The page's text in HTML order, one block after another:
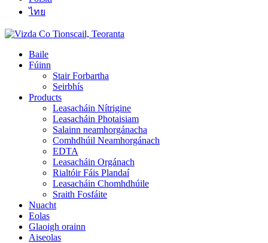
ไทย
Baile
Fúinn
Stair Forbartha
Seirbhís
Products
Leasacháin Nítrigine
Leasacháin Photaisiam
Salainn neamhorgánacha
Comhdhúil Neamhorgánach
EDTA
Leasacháin Orgánach
Rialtóir Fáis Plandaí
Leasacháin Chomhdhúile
Sraith Fosfáite
Nuacht
Eolas
Glaoigh orainn
Aiseolas